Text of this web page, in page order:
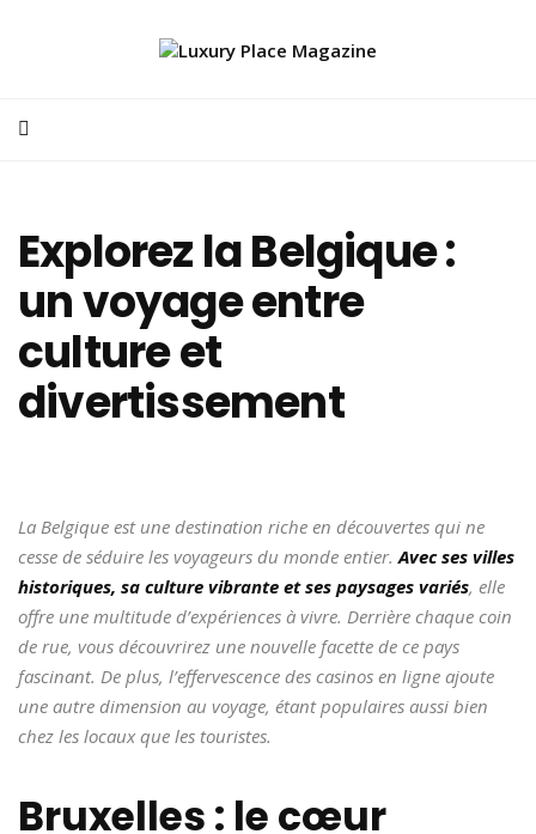
Explorez la Belgique :
un voyage entre
culture et
divertissement
La Belgique est une destination riche en découvertes qui ne
cesse de séduire les voyageurs du monde entier.Avec ses villes
historiques, sa culture vibrante et ses paysages variés, elle
offre une multitude d’expériences à vivre. Derrière chaque coin
de rue, vous découvrirez une nouvelle facette de ce pays
fascinant. De plus, l’effervescence des casinos en ligne ajoute
une autre dimension au voyage, étant populaires aussi bien
chez les locaux que les touristes.
Bruxelles : le cœur